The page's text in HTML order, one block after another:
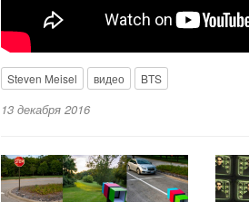
Steven Meisel видео BTS
13 декабря 2016